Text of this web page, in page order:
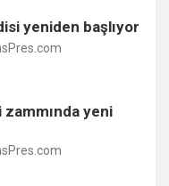
yeniden başlıyor
yeni